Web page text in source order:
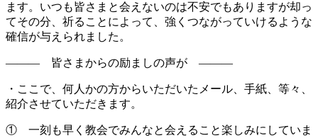
ます。いつも皆さまと会えないのは不安でもありますが却っ
てその分、祈ることによって、強くつながっていけるような
確信が与えられました。
――― 皆さまからの励ましの声が ―――
・ここで、何人かの方からいただいたメール、手紙、等々、
紹介させていただきます。
① 一刻も早く教会でみんなと会えること楽しみにしていま